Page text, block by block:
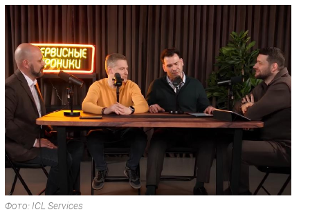
Маркетинг
Оборудование
ПО
Outsourcing
Кадры
Регулирование
Финансы
Web
Безопасность
Инновации
Фото: ICL Services